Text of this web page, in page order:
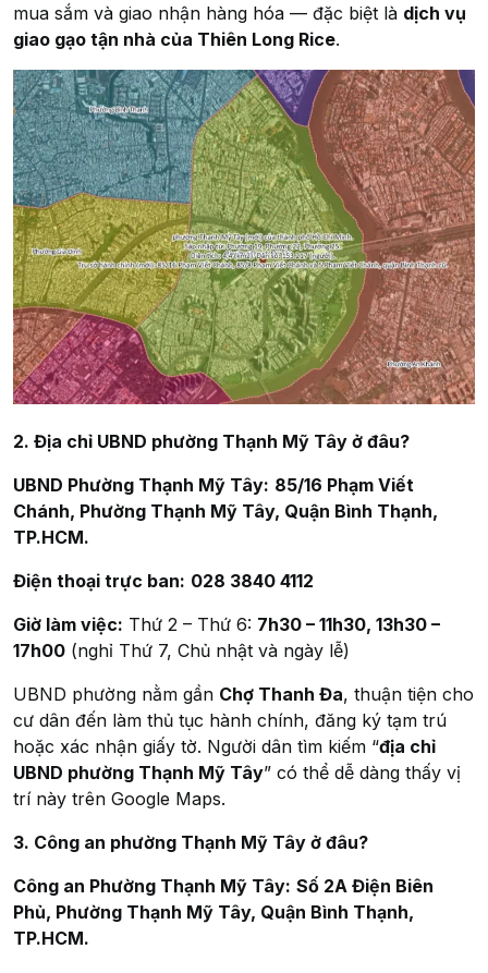
mua sắm và giao nhận hàng hóa — đặc biệt là dịch vụ
giao gạo tận nhà của Thiên Long Rice.
2. Địa chỉ UBND phường Thạnh Mỹ Tây ở đâu?
UBND Phường Thạnh Mỹ Tây: 85/16 Phạm Viết
Chánh, Phường Thạnh Mỹ Tây, Quận Bình Thạnh,
TP.HCM.
Điện thoại trực ban: 028 3840 4112
Giờ làm việc: Thứ 2 – Thứ 6: 7h30 – 11h30, 13h30 –
17h00 (nghỉ Thứ 7, Chủ nhật và ngày lễ)
UBND phường nằm gần Chợ Thanh Đa, thuận tiện cho
cư dân đến làm thủ tục hành chính, đăng ký tạm trú
hoặc xác nhận giấy tờ. Người dân tìm kiếm “địa chỉ
UBND phường Thạnh Mỹ Tây” có thể dễ dàng thấy vị
trí này trên Google Maps.
3. Công an phường Thạnh Mỹ Tây ở đâu?
Công an Phường Thạnh Mỹ Tây: Số 2A Điện Biên
Phủ, Phường Thạnh Mỹ Tây, Quận Bình Thạnh,
TP.HCM.